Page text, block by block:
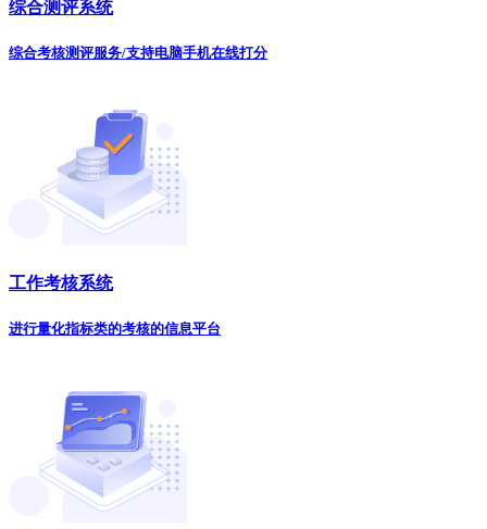
综合测评系统
综合考核测评服务/支持电脑手机在线打分
工作考核系统
进行量化指标类的考核的信息平台